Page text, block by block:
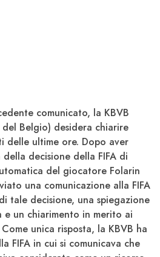
comunicato, la KBVB
Belgio) desidera chiarire
delle ultime ore. Dopo aver
decisione della FIFA di
del giocatore Folarin
una comunicazione alla FIFA
tale decisione, una spiegazione
un chiarimento in merito ai
unica risposta, la KBVB ha
FIFA in cui si comunicava che